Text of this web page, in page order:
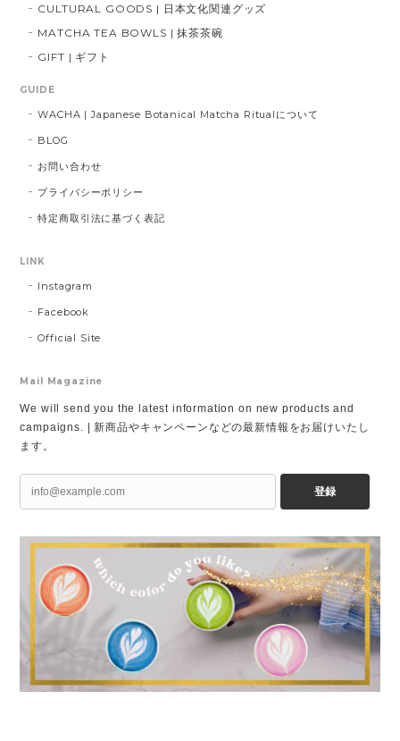
CULTURAL GOODS | 日本文化関連グッズ
MATCHA TEA BOWLS | 抹茶茶碗
GIFT | ギフト
GUIDE
WACHA | Japanese Botanical Matcha Ritualについて
BLOG
お問い合わせ
プライバシーポリシー
特定商取引法に基づく表記
LINK
Instagram
Facebook
Official Site
Mail Magazine
We will send you the latest information on new products and
campaigns. | 新商品やキャンペーンなどの最新情報をお届けいたし
ます。
登録